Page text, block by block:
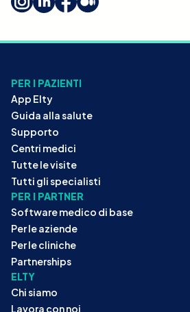
PER I PAZIENTI
App Elty
Guida alla salute
Supporto
Centri medici
Tutte le visite
Tutti gli specialisti
PER I PARTNER
Software medico di base
Per le aziende
Per le cliniche
Partnerships
ELTY
Chi siamo
Lavora con noi